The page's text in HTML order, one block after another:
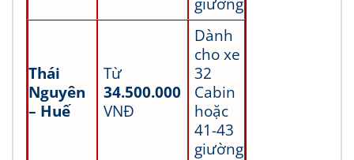
Thái
Nguyên
– Huế
Từ
34.500.000
VNĐ
Dành
cho xe
32
Cabin
hoặc
41-43
giường